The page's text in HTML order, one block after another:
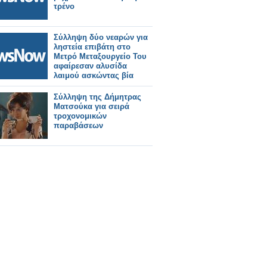
τρένο
Σύλληψη δύο νεαρών για
ληστεία επιβάτη στο
Μετρό Μεταξουργείο Του
αφαίρεσαν αλυσίδα
λαιμού ασκώντας βία
Σύλληψη της Δήμητρας
Ματσούκα για σειρά
τροχονομικών
παραβάσεων